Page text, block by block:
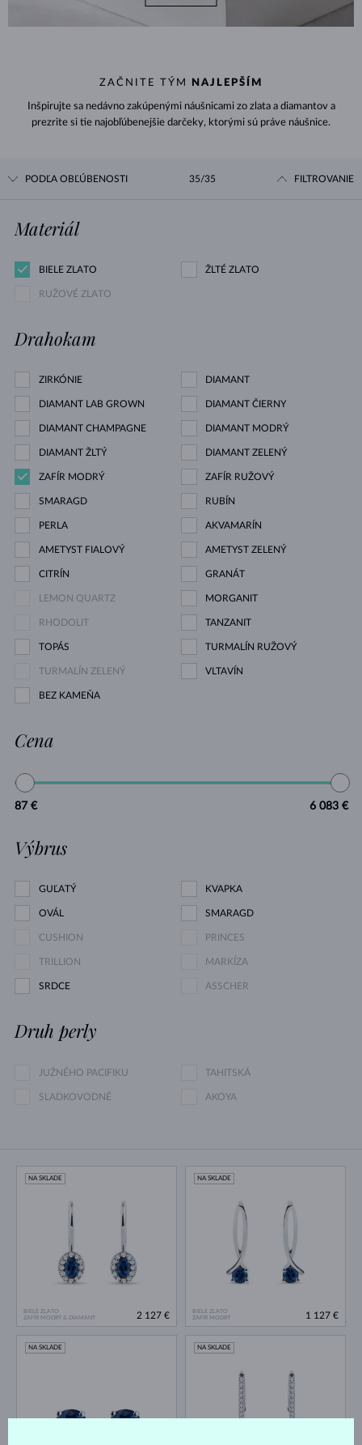
ZAČNITE TÝM NAJLEPŠÍM
Inšpirujte sa nedávno zakúpenými náušnicami zo zlata a diamantov a
prezrite si tie najobľúbenejšie darčeky, ktorými sú práve náušnice.
PODĽA OBĽÚBENOSTI 35/35 FILTROVANIE
Materiál
BIELE ZLATO ŽLTÉ ZLATO
RUŽOVÉ ZLATO
Drahokam
ZIRKÓNIE DIAMANT
DIAMANT LAB GROWN DIAMANT ČIERNY
DIAMANT CHAMPAGNE DIAMANT MODRÝ
DIAMANT ŽLTÝ DIAMANT ZELENÝ
ZAFÍR MODRÝ ZAFÍR RUŽOVÝ
SMARAGD RUBÍN
PERLA AKVAMARÍN
AMETYST FIALOVÝ AMETYST ZELENÝ
CITRÍN GRANÁT
LEMON QUARTZ MORGANIT
RHODOLIT TANZANIT
TOPÁS TURMALÍN RUŽOVÝ
TURMALÍN ZELENÝ VLTAVÍN
BEZ KAMEŇA
Cena
87 € 6 083 €
Výbrus
GUĽATÝ KVAPKA
OVÁL SMARAGD
CUSHION PRINCES
TRILLION MARKÍZA
SRDCE ASSCHER
Druh perly
JUŽNÉHO PACIFIKU TAHITSKÁ
SLADKOVODNÉ AKOYA
BIELE ZLATO
ZAFÍR MODRÝ & DIAMANT
NA SKLADE
2 127 €
BIELE ZLATO
ZAFÍR MODRÝ
NA SKLADE
1 127 €
NA SKLADE NA SKLADE